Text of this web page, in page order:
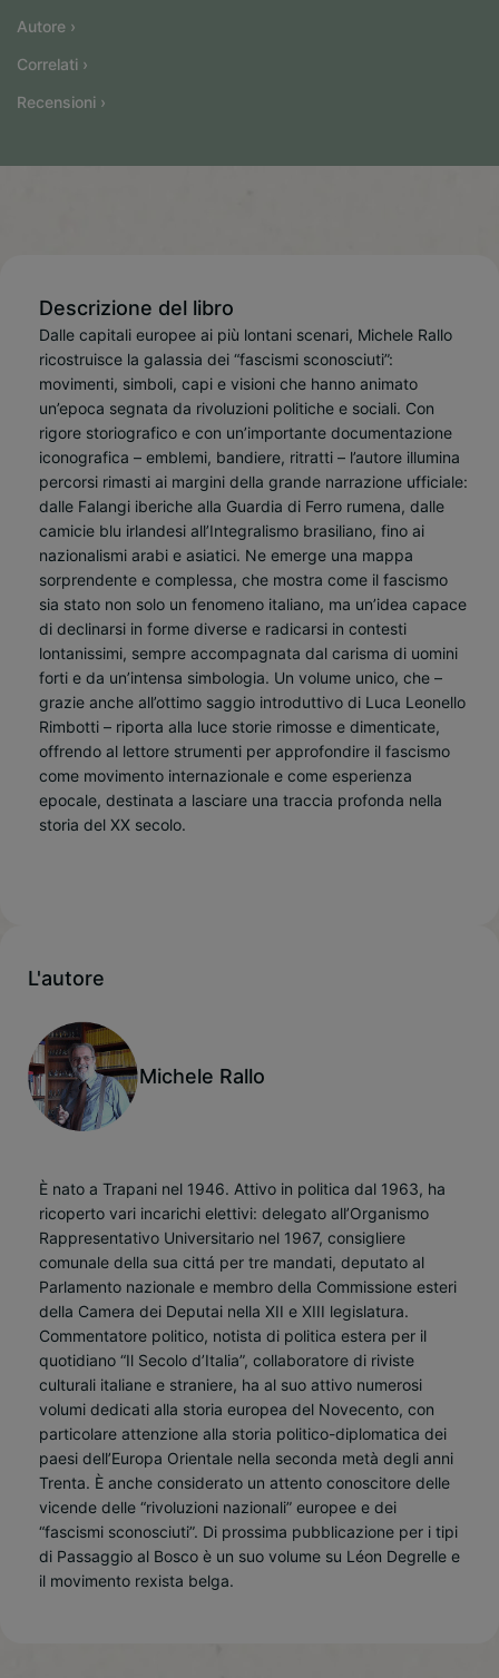
Autore ›
Correlati ›
Recensioni ›
Descrizione del libro
Dalle capitali europee ai più lontani scenari, Michele Rallo
ricostruisce la galassia dei “fascismi sconosciuti”:
movimenti, simboli, capi e visioni che hanno animato
un’epoca segnata da rivoluzioni politiche e sociali. Con
rigore storiografico e con un’importante documentazione
iconografica – emblemi, bandiere, ritratti – l’autore illumina
percorsi rimasti ai margini della grande narrazione ufficiale:
dalle Falangi iberiche alla Guardia di Ferro rumena, dalle
camicie blu irlandesi all’Integralismo brasiliano, fino ai
nazionalismi arabi e asiatici. Ne emerge una mappa
sorprendente e complessa, che mostra come il fascismo
sia stato non solo un fenomeno italiano, ma un’idea capace
di declinarsi in forme diverse e radicarsi in contesti
lontanissimi, sempre accompagnata dal carisma di uomini
forti e da un’intensa simbologia. Un volume unico, che –
grazie anche all’ottimo saggio introduttivo di Luca Leonello
Rimbotti – riporta alla luce storie rimosse e dimenticate,
offrendo al lettore strumenti per approfondire il fascismo
come movimento internazionale e come esperienza
epocale, destinata a lasciare una traccia profonda nella
storia del XX secolo.
L'autore
Michele Rallo
È nato a Trapani nel 1946. Attivo in politica dal 1963, ha
ricoperto vari incarichi elettivi: delegato all’Organismo
Rappresentativo Universitario nel 1967, consigliere
comunale della sua cittá per tre mandati, deputato al
Parlamento nazionale e membro della Commissione esteri
della Camera dei Deputai nella XII e XIII legislatura.
Commentatore politico, notista di politica estera per il
quotidiano “Il Secolo d’Italia”, collaboratore di riviste
culturali italiane e straniere, ha al suo attivo numerosi
volumi dedicati alla storia europea del Novecento, con
particolare attenzione alla storia politico-diplomatica dei
paesi dell’Europa Orientale nella seconda metà degli anni
Trenta. È anche considerato un attento conoscitore delle
vicende delle “rivoluzioni nazionali” europee e dei
“fascismi sconosciuti”. Di prossima pubblicazione per i tipi
di Passaggio al Bosco è un suo volume su Léon Degrelle e
il movimento rexista belga.